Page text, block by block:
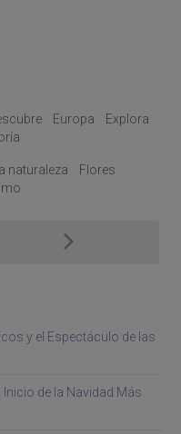
Europa
Explora
naturaleza
Flores
y el Espectáculo de las
de la Navidad Más